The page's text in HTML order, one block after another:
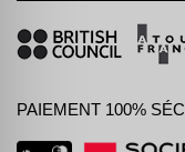
PAIEMENT 100%